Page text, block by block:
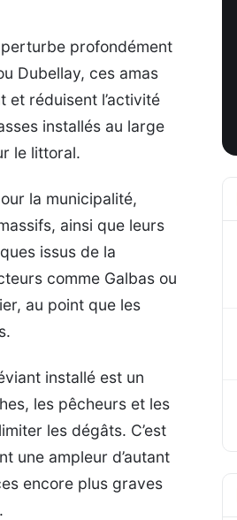
profondément
Dubellay, ces amas
et réduisent l’activité
installés au large
le littoral.
la municipalité,
ainsi que leurs
issus de la
comme Galbas ou
au point que les
installé est un
les pêcheurs et les
les dégâts. C’est
une ampleur d’autant
encore plus graves